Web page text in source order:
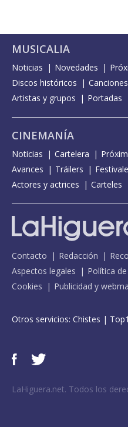
MUSICALIA
Noticias Novedades
Discos históricos
Canciones
Artistas y grupos
Portadas
CINEMANÍA
Noticias Cartelera
Avances
Tráilers
Actores y actrices
Carteles
Contacto Redacción
Aspectos legales
Política
Cookies
Publicidad y
Otros servicios: Chistes |
LaHiguera.net. Todos los